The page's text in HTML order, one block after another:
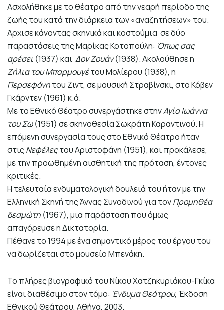
Ασχολήθηκε με το θέατρο από την νεαρή περίοδο της
ζωής του κατά την διάρκεια των «αναζητήσεων» του.
Άρχισε κάνοντας σκηνικά και κοστούμια σε δύο
παραστάσεις της Μαρίκας Κοτοπούλη: Όπως σας
αρέσει (1937) και Δον Ζουάν(1938). Ακολούθησε η
Ζήλια του Μπαρμουγέτου Μολίερου (1938), η
Περσεφόνητου Ζιντ, σε μουσική Στραβίνσκι, στο Κόβεν
Γκάρντεν (1961) κ.ά.
Με το Εθνικό Θέατρο συνεργάστηκε στηνΑγία Ιωάννα
του Σω(1951) σε σκηνοθεσία Σωκράτη Καραντινού. Η
επόμενη συνεργασία τους στο Εθνικό Θέατρο ήταν
στις Νεφέλεςτου Αριστοφάνη (1951), και προκάλεσε,
με την προωθημένη αισθητική της πρόταση, έντονες
κριτικές.
Η τελευταία ενδυματολογική δουλειά του ήταν με την
Ελληνική Σκηνή της Άννας Συνοδινού για τονΠρομηθέα
δεσμώτη (1967), μια παράσταση που όμως
απαγόρευσε η Δικτατορία.
Πέθανε το 1994 με ένα σημαντικό μέρος του έργου του
να δωρίζεται στο μουσείο Μπενάκη.
Το πλήρες βιογραφικό του Νίκου Χατζηκυριάκου-Γκίκα
είναι διαθέσιμο στον τόμο: Ένδυμα Θεάτρου, Έκδοση
Εθνικού Θεάτρου, Αθήνα, 2003.